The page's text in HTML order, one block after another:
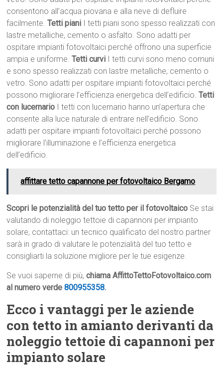
consentono all’acqua piovana e alla neve di defluire
facilmente.Tetti piani I tetti piani sono spesso realizzati con
lastre metalliche, cemento o asfalto. Sono adatti per
ospitare impianti fotovoltaici perché offrono una superficie
ampia e uniforme.Tetti curvi I tetti curvi sono meno comuni
e sono spesso realizzati con lastre metalliche, cemento o
vetro. Sono adatti per ospitare impianti fotovoltaici perché
possono migliorare l’efficienza energetica dell’edificio.Tetti
con lucernario I tetti con lucernario hanno un’apertura che
consente alla luce naturale di entrare nell’edificio. Sono
adatti per ospitare impianti fotovoltaici perché possono
migliorare l’illuminazione e l’efficienza energetica
dell’edificio.
affittare tetto capannone per fotovoltaico Bergamo
Scopri le potenzialità del tuo tetto per il fotovoltaico Se stai
valutando di noleggio tettoie di capannoni per impianto
solare, contattaci: un tecnico qualificato del nostro partner
sarà in grado di valutare le potenzialità del tuo tetto e
consigliarti la soluzione migliore per le tue esigenze.
Se vuoi saperne di più,chiama AffittoTettoFotovoltaico.com
al numero verde800955358.
Ecco i vantaggi per le aziende
con tetto in amianto derivanti da
noleggio tettoie di capannoni per
impianto solare